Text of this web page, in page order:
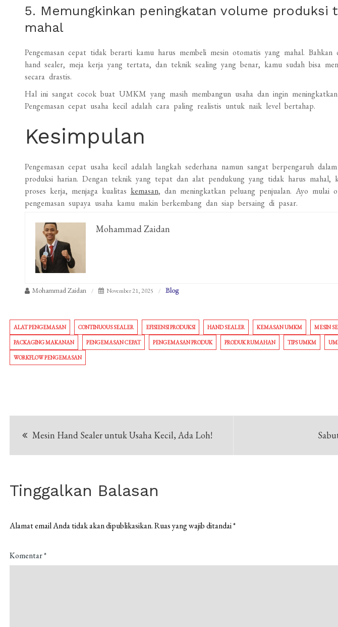
5. Memungkinkan peningkatan volume produksi
mahal
Pengemasan cepat tidak berarti kamu harus membeli mesin otomatis yang mahal. Bahkan
hand sealer, meja kerja yang tertata, dan teknik sealing yang benar, kamu sudah bisa
secara drastis.
Hal ini sangat cocok buat UMKM yang masih membangun usaha dan ingin
Pengemasan cepat usaha kecil adalah cara paling realistis untuk naik level bertahap.
Kesimpulan
Pengemasan cepat usaha kecil adalah langkah sederhana namun sangat berpengaruh
produksi harian. Dengan teknik yang tepat dan alat pendukung yang tidak harus mahal,
proses kerja, menjaga kualitas kemasan, dan meningkatkan peluang penjualan. Ayo mulai
pengemasan supaya usaha kamu makin berkembang dan siap bersaing di pasar.
Mohammad Zaidan
Mohammad Zaidan November 21, 2025 Blog
ALAT PENGEMASAN CONTINUOUS SEALER EFISIENSI PRODUKSI HAND SEALER KEMASAN UMKM MESIN
PACKAGING MAKANAN PENGEMASAN CEPAT PENGEMASAN PRODUK PRODUK RUMAHAN TIPS UMKM
WORKFLOW PENGEMASAN
Navigasi
pos
Mesin Hand Sealer untuk Usaha Kecil, Ada Loh!
Tinggalkan Balasan
Alamat email Anda tidak akan dipublikasikan.Ruas yang wajib ditandai*
Komentar*